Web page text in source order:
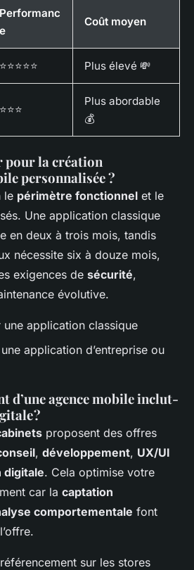
Performanc
e
Coût moyen
⭐⭐⭐⭐⭐ Plus élevé 💸
⭐⭐⭐
Plus abordable
💰
pour la création
personnalisée ?
le périmètre fonctionnel et le
Une application classique
en deux à trois mois, tandis
nécessite six à douze mois,
exigences de sécurité,
évolutive.
application classique
application d’entreprise ou
d’une agence mobile inclut-
?
proposent des offres
, développement, UX/UI
digitale. Cela optimise votre
car la captation
comportementale font
sur les stores